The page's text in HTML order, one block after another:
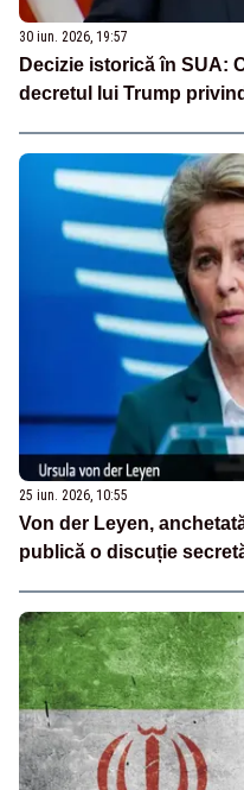
30 iun. 2026, 19:57
Decizie istorică în SUA:
decretul lui Trump
25 iun. 2026, 10:55
Von der Leyen,
publică o discuție